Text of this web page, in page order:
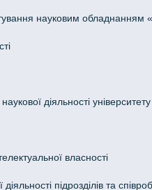
науковим обладнанням
діяльності університету
власності
підрозділів та